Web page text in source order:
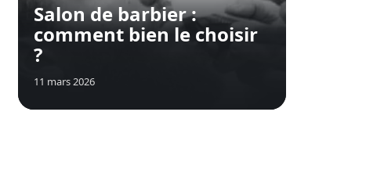
Salon de barbier :
comment bien le choisir
?
11 mars 2026